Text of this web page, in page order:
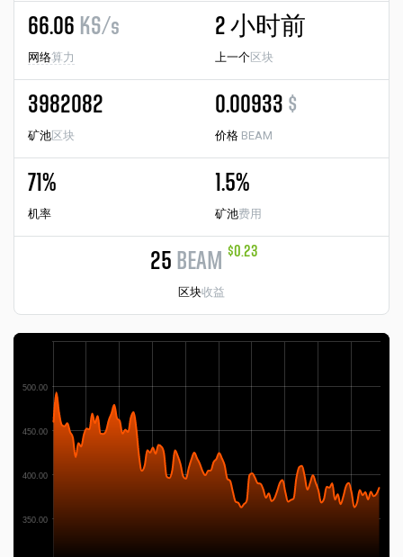
66.06 KS/s
网络算力
2 小时前
上一个区块
3982082
矿池区块
0.00933 $
价格 BEAM
71%
机率
1.5%
矿池费用
25 BEAM $0.23
区块收益
350.00
400.00
450.00
500.00